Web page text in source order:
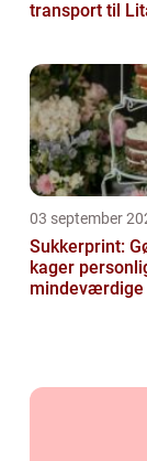
transport til
03 september
Sukkerprint:
kager
mindeværdige